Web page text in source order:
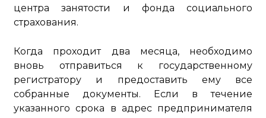
центра занятости и фонда социального
страхования.
Когда проходит два месяца, необходимо
вновь отправиться к государственному
регистратору и предоставить ему все
собранные документы. Если в течение
указанного срока в адрес предпринимателя